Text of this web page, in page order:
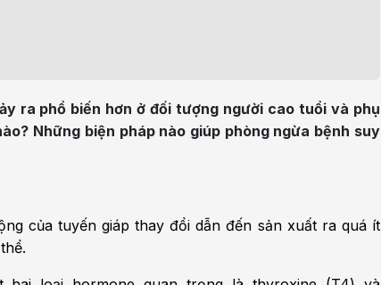
trị liệu - Phục hồi
Tâm lý và sức khỏe tâm
ra phổ biến hơn ở đối tượng người cao tuổi và phụ
Những biện pháp nào giúp phòng ngừa bệnh suy
của tuyến giáp thay đổi dẫn đến sản xuất ra quá ít